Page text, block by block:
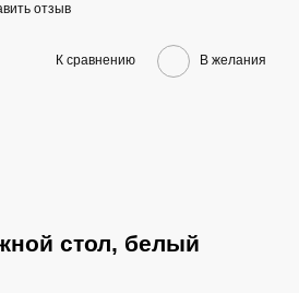
отзыв
К сравнению В желания
стол, белый